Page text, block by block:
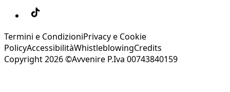
Termini e CondizioniPrivacy e Cookie
PolicyAccessibilitàWhistleblowingCredits
Copyright 2026 ©Avvenire P.Iva 00743840159